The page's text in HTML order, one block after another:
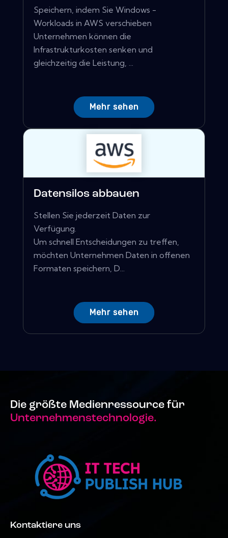
Speichern, indem Sie Windows -
Workloads in AWS verschieben
Unternehmen können die
Infrastrukturkosten senken und
gleichzeitig die Leistung, ...
Mehr sehen
Datensilos abbauen
Stellen Sie jederzeit Daten zur
Verfügung.
Um schnell Entscheidungen zu treffen,
möchten Unternehmen Daten in offenen
Formaten speichern, D...
Mehr sehen
Die größte Medienressource für
Unternehmenstechnologie.
Kontaktiere uns